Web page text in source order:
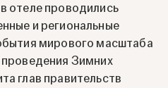
отеле проводились
и региональные
мирового масштаба
Зимних
глав правительств